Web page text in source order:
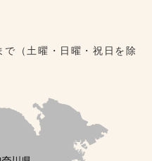
（土曜・日曜・祝日を除